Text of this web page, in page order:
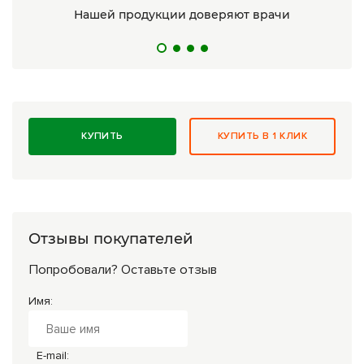
Нашей продукции доверяют врачи
КУПИТЬ КУПИТЬ В 1 КЛИК
Отзывы покупателей
Попробовали? Оставьте отзыв
Имя:
E-mail: